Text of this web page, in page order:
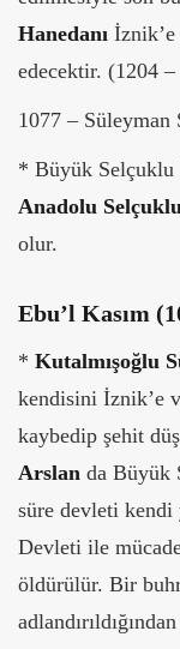
Hanedanı
edecektir. (1204
1077 – Süleyman
* Büyük Selçuklu
Anadolu
olur.
Ebu’l Kasım
* Kutalmışoğlu
kendisini İznik’e
kaybedip şehit
Arslan da Büyük
süre devleti
Devleti ile
öldürülür. Bir
adlandırıldığından